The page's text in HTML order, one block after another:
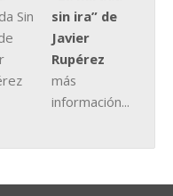
sin ira” de
Javier
Rupérez
más
información...